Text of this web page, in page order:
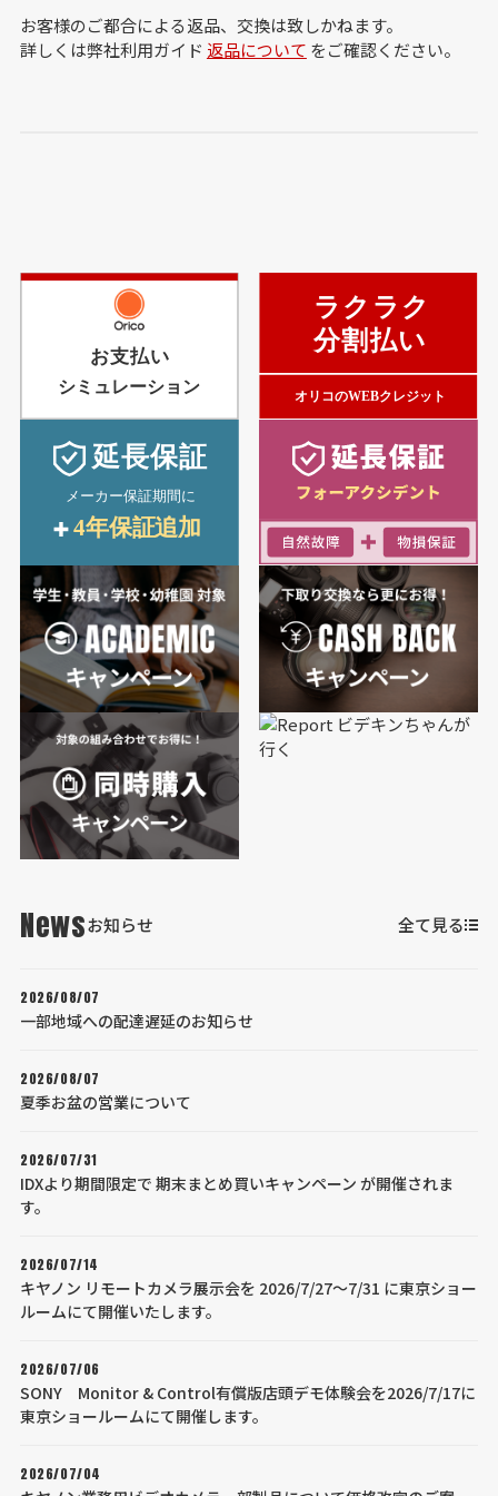
お客様のご都合による返品、交換は致しかねます。
詳しくは弊社利用ガイド 返品について をご確認ください。
Newsお知らせ 全て見る
2026/08/07
一部地域への配達遅延のお知らせ
2026/08/07
夏季お盆の営業について
2026/07/31
IDXより期間限定で 期末まとめ買いキャンペーン が開催されま
す。
2026/07/14
キヤノン リモートカメラ展示会を 2026/7/27～7/31 に東京ショー
ルームにて開催いたします。
2026/07/06
SONY Monitor & Control有償版店頭デモ体験会を2026/7/17に
東京ショールームにて開催します。
2026/07/04